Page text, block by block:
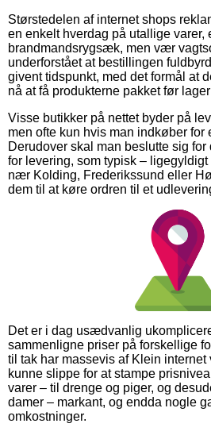
Størstedelen af internet shops
en enkelt hverdag på utallige varer,
brandmandsrygsæk, men vær
underforstået at bestillingen
givent tidspunkt, med det formål at
nå at få produkterne pakket før
Visse butikker på nettet byder på
men ofte kun hvis man indkøber for
Derudover skal man beslutte sig
for levering, som typisk –
nær Kolding, Frederikssund eller
dem til at køre ordren til et
Det er i dag usædvanlig
sammenligne priser på forskellige
til tak har massevis af Klein
kunne slippe for at stampe
varer – til drenge og piger, og
damer – markant, og endda nogle
omkostninger.